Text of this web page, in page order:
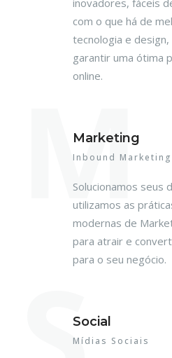
inovadores, fáceis
com o que há de
tecnologia e
garantir uma ótima
online.
M
Marketing
Inbound Marketing
Solucionamos seus
utilizamos as
modernas de
para atrair e
para o seu negócio.
Social
Mídias Sociais